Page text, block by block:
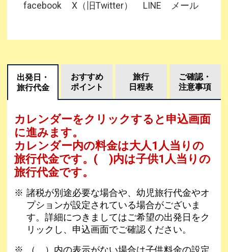
facebook X（旧Twitter） LINE メール
出発日・
旅行代金
おすすめ
ポイント
旅行
日程表
ご確認・
注意事項
カレンダーをクリックすると申込画面
に進みます。
カレンダー内の料金は大人1人当りの
旅行代金です。 ( )内は子供1人当りの
旅行代金です。
諸税が別途必要な場合や、幼児旅行代金やオ
プションが設定されている場合がございま
す。詳細につきましてはご希望の出発日をク
リックし、申込画面でご確認ください。
（ ）内の表示がない場合は子供料金の設定